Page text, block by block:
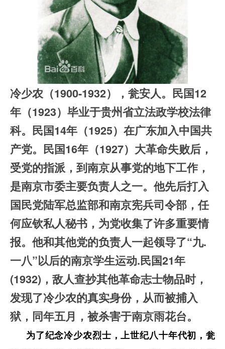
冷少农（1900-1932），瓮安人。民国12
年（1923）毕业于贵州省立法政学校法律
科。民国14年（1925）在广东加入中国共
产党。民国16年（1927）大革命失败后，
受党的指派，到南京从事党的地下工作，
是南京市委主要负责人之一。他先后打入
国民党陆军总监部和南京宪兵司令部，任
何应钦私人秘书，为党收集了许多重要情
报。他和其他党的负责人一起领导了“九.
一八”以后的南京学生运动.民国21年
(1932)，敌人查抄其他革命志士物品时，
发现了冷少农的真实身份，从而被捕入
狱，同年五月，被杀害于南京雨花台。
为了纪念冷少农烈士，上世纪八十年代初，瓮